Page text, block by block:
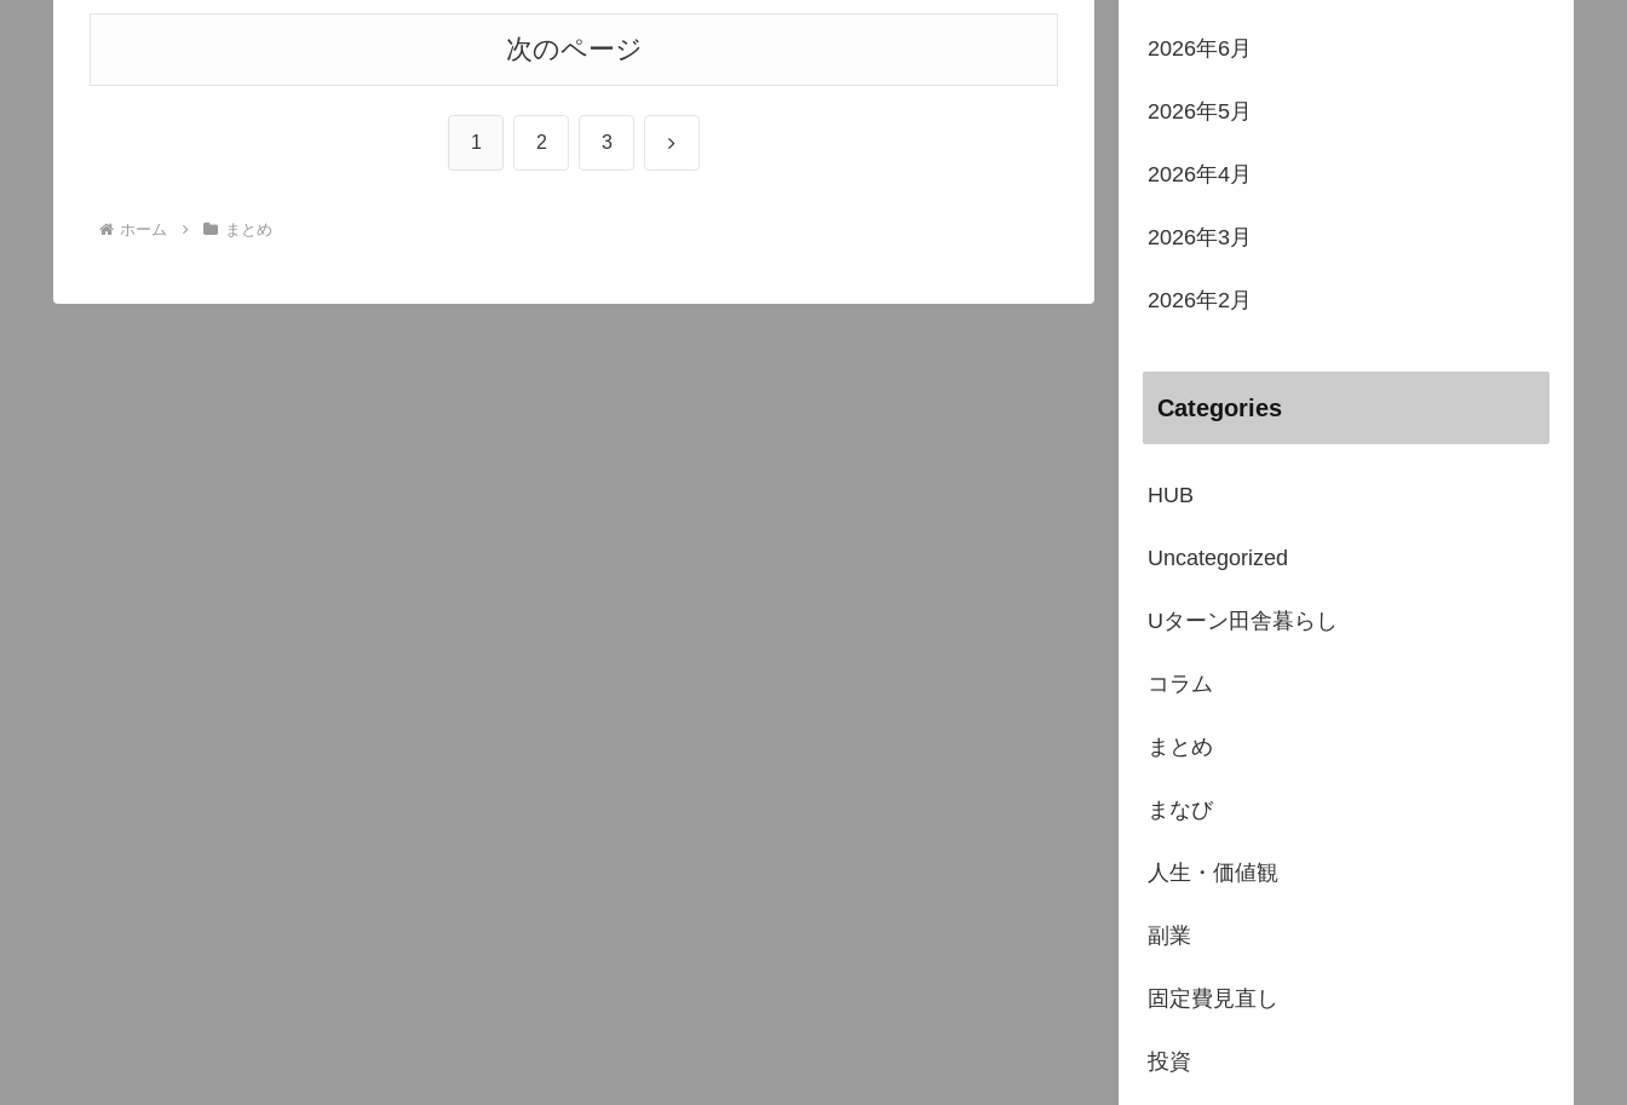
次のページ
1 2 3 次
ホーム まとめ
2026年6月
2026年5月
2026年4月
2026年3月
2026年2月
Categories
HUB
Uncategorized
Uターン田舎暮らし
コラム
まとめ
まなび
人生・価値観
副業
固定費見直し
投資